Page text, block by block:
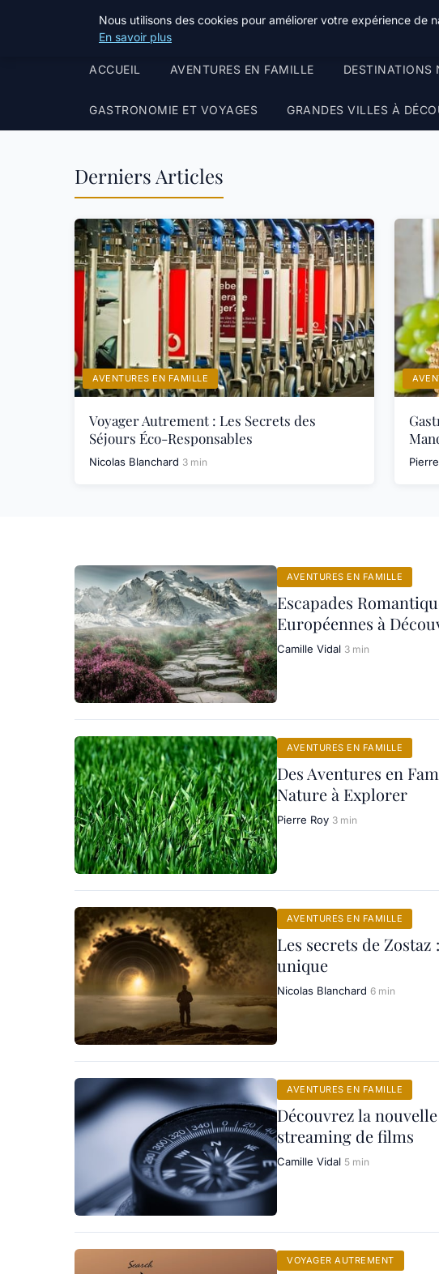
Terredeprovence
ACCUEIL AVENTURES EN FAMILLE DESTINATIONS
GASTRONOMIE ET VOYAGES GRANDES VILLES À
Derniers Articles
AVENTURES EN FAMILLE
Voyager Autrement : Les Secrets des
Séjours Éco-Responsables
Nicolas Blanchard 3 min
AVENTURES EN FAMILLE
Escapades
Européennes à
Camille Vidal 3 min
AVENTURES EN FAMILLE
Des Aventures en
Nature à Explorer
Pierre Roy 3 min
AVENTURES EN FAMILLE
Les secrets de
unique
Nicolas Blanchard 6 min
AVENTURES EN FAMILLE
Découvrez la
streaming de films
Camille Vidal 5 min
VOYAGER AUTREMENT
Nous utilisons des cookies pour améliorer votre expérience
En savoir plus